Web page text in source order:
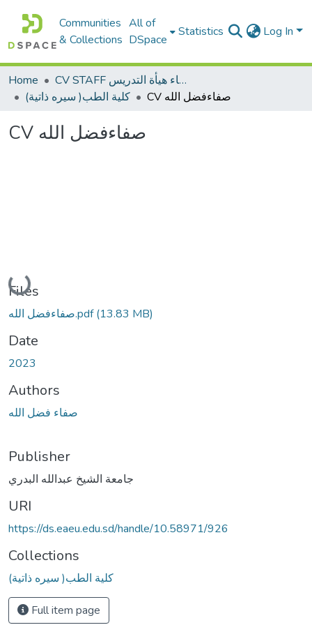
Communities
& Collections
All of
DSpace
Statistics Log In
Home
CV STAFF السيره الذاتية لأعضاء هيأة التدريس
(سيره ذاتية )كلية الطب
CV صفاءفضل الله
CV صفاءفضل الله
Loading...
Files
صفاءفضل الله.pdf(13.83 MB)
Date
2023
Authors
صفاء فضل الله
Publisher
جامعة الشيخ عبدالله البدري
URI
https://ds.eaeu.edu.sd/handle/10.58971/926
Collections
(سيره ذاتية )كلية الطب
Full item page